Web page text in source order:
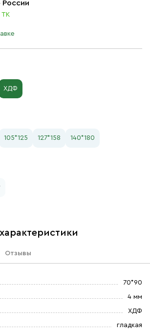
ХДФ
105*125 127*158 140*180
России
ТК
Отзывы
70*90
4 мм
ХДФ
гладкая